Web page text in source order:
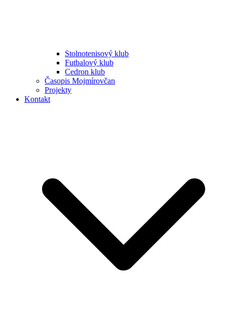
Stolnotenisový klub
Futbalový klub
Cedron klub
Časopis Mojmírovčan
Projekty
Kontakt